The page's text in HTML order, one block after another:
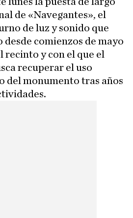
de «Navegantes», el
de luz y sonido que
comienzos de mayo
recinto y con el que el
recuperar el uso
del monumento tras años